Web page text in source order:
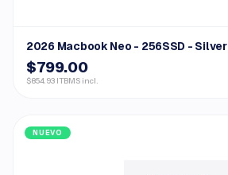
2026 Macbook Neo - 256SSD - Silver
$799.00
$854.93 ITBMS incl.
NUEVO